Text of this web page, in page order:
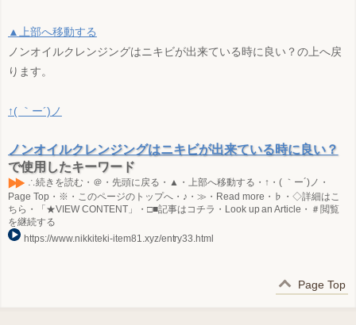
Page Top
▲上部へ移動する
ノンオイルクレンジングはニキビが出来ている時に良い？の上へ戻
ります。
↑( ｀ー´)ノ
ノンオイルクレンジングはニキビが出来ている時に良い？
で使用したキーワード
∴続きを読む・＠・先頭に戻る・▲・上部へ移動する・↑・( ｀ー´)ノ・
Page Top・※・このページのトップへ・♪・≫・Read more・♭・◇詳細はこ
ちら・「★VIEW CONTENT」・□■記事はコチラ・Look up an Article・＃閲覧
を継続する
https://www.nikkiteki-item81.xyz/entry33.html